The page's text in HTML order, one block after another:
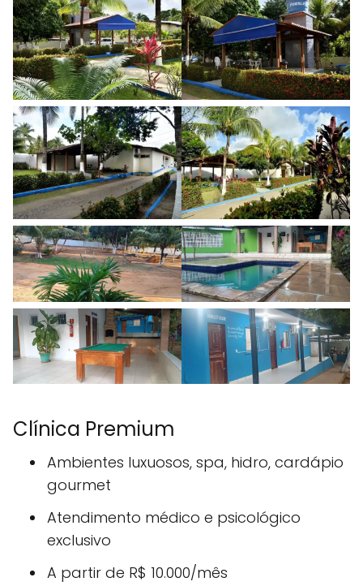
Clínica Premium
Ambientes luxuosos, spa, hidro, cardápio
gourmet
Atendimento médico e psicológico
exclusivo
A partir de R$ 10.000/mês